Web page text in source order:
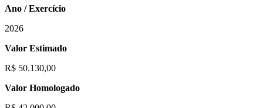
Ano / Exercício
2026
Valor Estimado
R$ 50.130,00
Valor Homologado